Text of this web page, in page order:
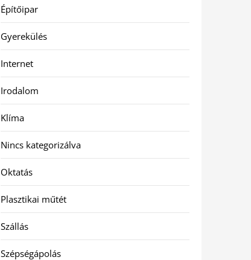
Építőipar
Gyerekülés
Internet
Irodalom
Klíma
Nincs kategorizálva
Oktatás
Plasztikai műtét
Szállás
Szépségápolás